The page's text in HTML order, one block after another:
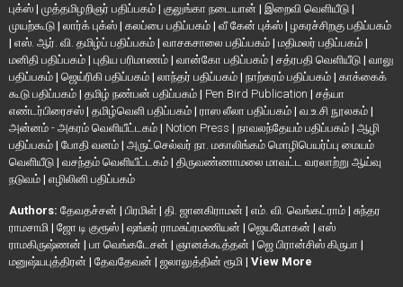
புக்ஸ் | முத்தமிழறிஞர் பதிப்பகம் | குலுங்கா நடையான் | இறைவி வெளியீடு |
முயற்கூடு | லார்க் புக்ஸ் | கலப்பை பதிப்பகம் | வீ கேன் புக்ஸ் | ழகரச்சிறகு பதிப்பகம்
| எஸ். ஆர். வி. தமிழ்ப் பதிப்பகம் | வாசகசாலை பதிப்பகம் | மதிமலர் பதிப்பகம் |
மனிதி பதிப்பகம் | புதிய பரிமாணம் | வான்கோ பதிப்பகம் | சத்ரபதி வெளியீடு | வாலு
பதிப்பகம் | ஜெய்ரிகி பதிப்பகம் | லாந்தர் பதிப்பகம் | நாற்கரம் பதிப்பகம் | காக்கைக்
கூடு பதிப்பகம் | தமிழ் நண்பன் பதிப்பகம் | Pen Bird Publication | சத்யா
எண்டர்பிரைசஸ் | தமிழ்வெளி பதிப்பகம் | ராஸ லீலா பதிப்பகம் | வ.உ.சி நூலகம் |
அன்னம் - அகரம் வெளியீட்டகம் | Notion Press | நாவலந்தேயம் பதிப்பகம் | ஆழி
பதிப்பகம் | போதி வனம் | அருட்செல்வர் நா. மகாலிங்கம் மொழிபெயர்ப்பு மையம்
வெளியீடு | வசந்தம் வெளியீட்டகம் | திருவண்ணாமலை மாவட்ட வரலாற்று ஆய்வு
நடுவம் | எழிலினி பதிப்பகம்
Authors: தேவதச்சன் | பிரமிள் | தி. ஜானகிராமன் | எம். வி. வெங்கட்ராம் | சுந்தர
ராமசாமி | ஜோ டி குரூஸ் | ஷங்கர் ராமசுப்ரமணியன் | ஜெயமோகன் | எஸ்
ராமகிருஷ்ணன் | பா வெங்கடேசன் | ஞானக்கூத்தன் | ஜெ பிரான்சிஸ் கிருபா |
மனுஷ்யபுத்திரன் | தேவதேவன் | ஜலாலுத்தின் ரூமி | View More